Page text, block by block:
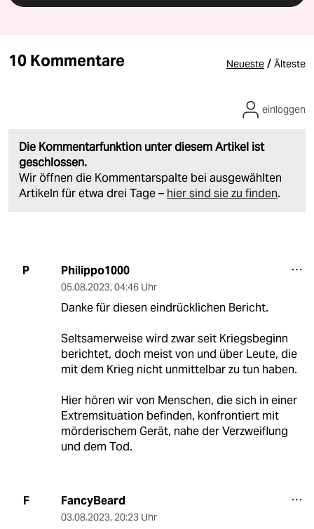
10 Kommentare Neueste / Älteste
Die Kommentarfunktion unter diesem Artikel ist
geschlossen.
Wir öffnen die Kommentarspalte bei ausgewählten
Artikeln für etwa drei Tage – hier sind sie zu finden.
einloggen
P Philippo1000
05.08.2023, 04:46 Uhr
Danke für diesen eindrücklichen Bericht.
Seltsamerweise wird zwar seit Kriegsbeginn
berichtet, doch meist von und über Leute, die
mit dem Krieg nicht unmittelbar zu tun haben.
Hier hören wir von Menschen, die sich in einer
Extremsituation befinden, konfrontiert mit
mörderischem Gerät, nahe der Verzweiflung
und dem Tod.
F FancyBeard
03.08.2023, 20:23 Uhr